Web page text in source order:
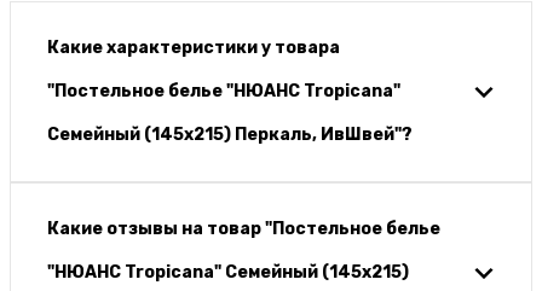
Какие характеристики у товара
"Постельное белье "НЮАНС Tropicana"
Семейный (145х215) Перкаль, ИвШвей"?
Какие отзывы на товар "Постельное белье
"НЮАНС Tropicana" Семейный (145х215)